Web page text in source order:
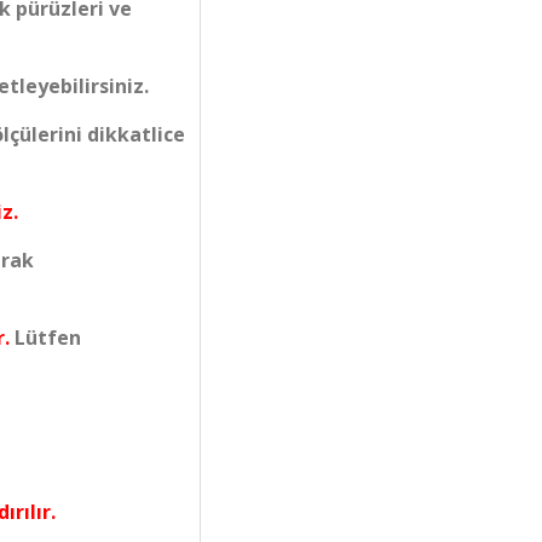
pürüzleri ve
dikkatlice
Lütfen